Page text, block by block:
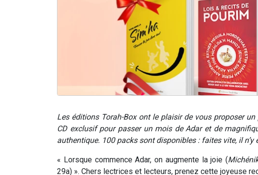
Les éditions Torah-Box ont le plaisir de vous proposer un
CD exclusif pour passer un mois de Adar et de
authentique. 100 packs sont disponibles : faites vite, il
« Lorsque commence Adar, on augmente la joie (
29a) ». Chers lectrices et lecteurs, prenez cette joyeuse